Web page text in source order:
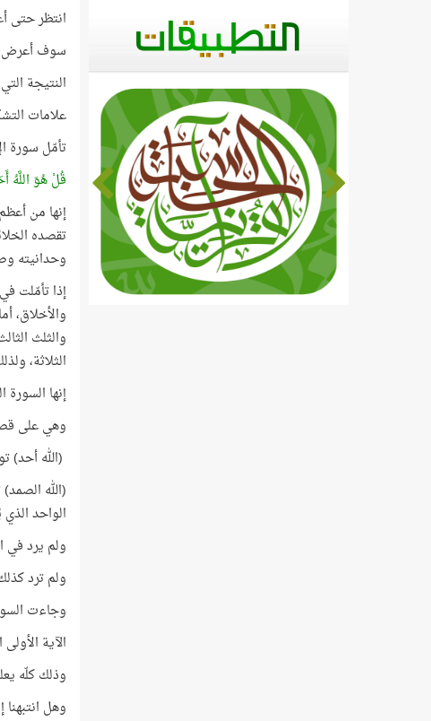
انتظر حتى
سوف أعرض
النتيجة
علامات
تأمّل سورة
قُلْ هُوَ اللَّهُ
إنها من
تقصده
وحدانيته
إذا تأمّلت
والأخلاق،
والثلث
الثلاثة،
إنها
وهي على
(الله أحد)
(الله
الواحد
ولم يرد في
ولم ترد
وجاءت
الآية
وذلك كلّه
وهل